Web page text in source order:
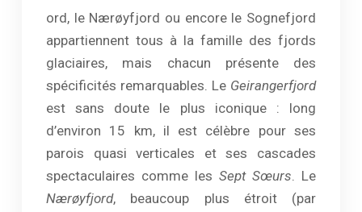
ord, le Nærøyfjord ou encore le Sognefjord
appartiennent tous à la famille des fjords
glaciaires, mais chacun présente des
spécificités remarquables. Le Geirangerfjord
est sans doute le plus iconique : long
d’environ 15 km, il est célèbre pour ses
parois quasi verticales et ses cascades
spectaculaires comme les Sept Sœurs. Le
Nærøyfjord, beaucoup plus étroit (par